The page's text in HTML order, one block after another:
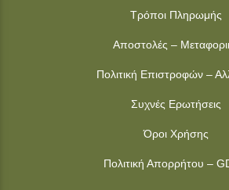
Τρόποι Πληρωμής
Αποστολές –
Πολιτική Επιστροφών –
Συχνές Ερωτήσεις
Όροι Χρήσης
Πολιτική Απορρήτου –